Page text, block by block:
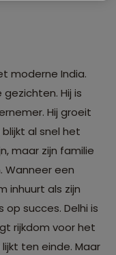
moderne India.
Hij is
Hij groeit
al snel het
maar zijn familie
Wanneer een
inhuurt als zijn
op succes. Delhi is
rijkdom voor het
ten einde. Maar